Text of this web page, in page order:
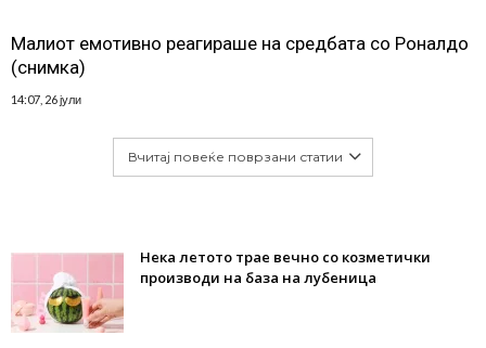
Малиот емотивно реагираше на средбата со Роналдо
(снимка)
14:07, 26 јули
Вчитај повеќе поврзани статии
Нека летото трае вечно со козметички
производи на база на лубеница